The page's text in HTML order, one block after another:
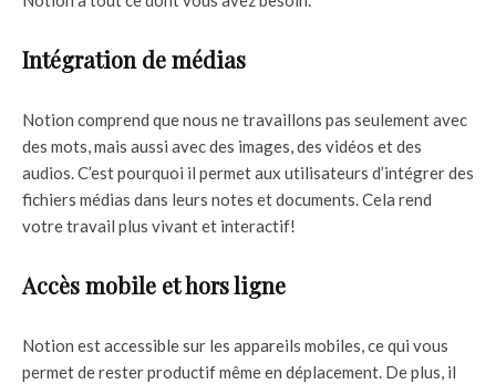
Intégration de médias
Notion comprend que nous ne travaillons pas seulement avec
des mots, mais aussi avec des images, des vidéos et des
audios. C’est pourquoi il permet aux utilisateurs d’intégrer des
fichiers médias dans leurs notes et documents. Cela rend
votre travail plus vivant et interactif!
Accès mobile et hors ligne
Notion est accessible sur les appareils mobiles, ce qui vous
permet de rester productif même en déplacement. De plus, il